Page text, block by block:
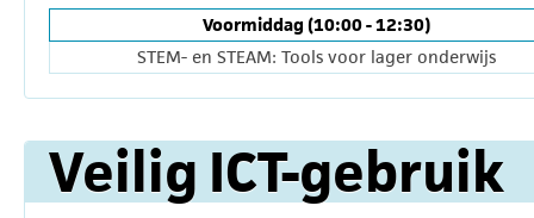
Voormiddag (10:00 - 12:30)
STEM- en STEAM: Tools voor lager onderwijs
Veilig ICT-gebruik